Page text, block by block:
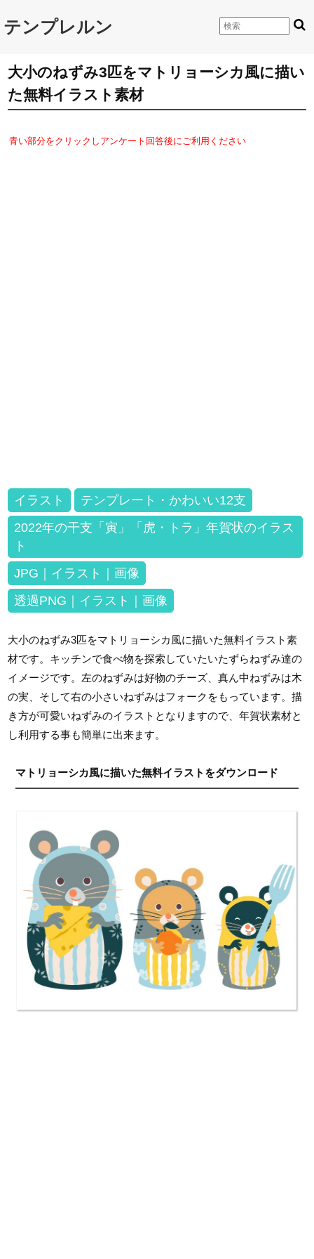
テンプレルン
大小のねずみ3匹をマトリョーシカ風に描い
た無料イラスト素材
青い部分をクリックしアンケート回答後にご利用ください
イラスト
テンプレート・かわいい12支
2022年の干支「寅」「虎・トラ」年賀状のイラス
ト
JPG｜イラスト｜画像
透過PNG｜イラスト｜画像
大小のねずみ3匹をマトリョーシカ風に描いた無料イラスト素
材です。キッチンで食べ物を探索していたいたずらねずみ達の
イメージです。左のねずみは好物のチーズ、真ん中ねずみは木
の実、そして右の小さいねずみはフォークをもっています。描
き方が可愛いねずみのイラストとなりますので、年賀状素材と
し利用する事も簡単に出来ます。
マトリョーシカ風に描いた無料イラストをダウンロード